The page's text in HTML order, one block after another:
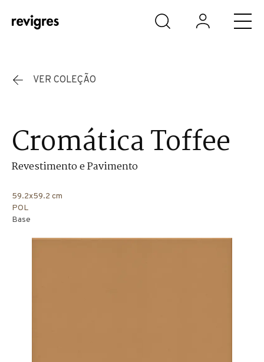
Saltar para o conteúdo principal
VER COLEÇÃO
Cromática Toffee
Revestimento e Pavimento
59.2x59.2 cm
POL
Base